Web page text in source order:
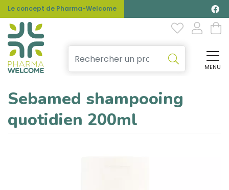
Le concept de Pharma-Welcome
MENU
Sebamed shampooing
quotidien 200ml